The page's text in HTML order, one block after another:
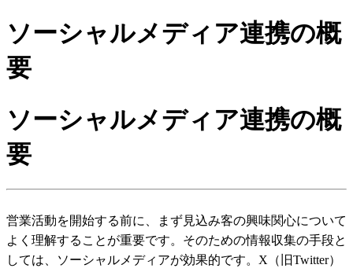
ソーシャルメディア連携の概
要
ソーシャルメディア連携の概
要
営業活動を開始する前に、まず見込み客の興味関心について
よく理解することが重要です。そのための情報収集の手段と
しては、ソーシャルメディアが効果的です。X（旧Twitter）